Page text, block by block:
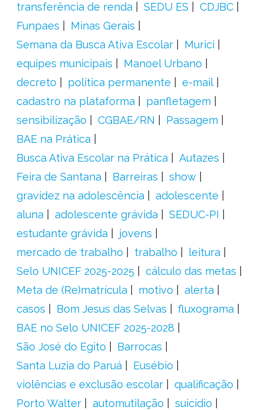
transferência de renda
SEDU ES
CDJBC
Funpaes
Minas Gerais
Semana da Busca Ativa Escolar
Murici
equipes municipais
Manoel Urbano
decreto
política permanente
e-mail
cadastro na plataforma
panfletagem
sensibilização
CGBAE/RN
Passagem
BAE na Prática
Busca Ativa Escolar na Prática
Autazes
Feira de Santana
Barreiras
show
gravidez na adolescência
adolescente
aluna
adolescente grávida
SEDUC-PI
estudante grávida
jovens
mercado de trabalho
trabalho
leitura
Selo UNICEF 2025-2025
cálculo das metas
Meta de (Re)matrícula
motivo
alerta
casos
Bom Jesus das Selvas
fluxograma
BAE no Selo UNICEF 2025-2028
São José do Egito
Barrocas
Santa Luzia do Paruá
Eusébio
violências e exclusão escolar
qualificação
Porto Walter
automutilação
suicídio